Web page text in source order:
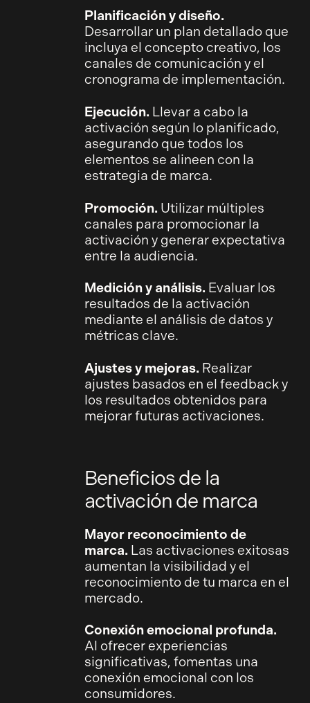
Planificación y diseño.
Desarrollar un plan detallado que
incluya el concepto creativo, los
canales de comunicación y el
cronograma de implementación.
Ejecución. Llevar a cabo la
activación según lo planificado,
asegurando que todos los
elementos se alineen con la
estrategia de marca.
Promoción. Utilizar múltiples
canales para promocionar la
activación y generar expectativa
entre la audiencia.
Medición y análisis. Evaluar los
resultados de la activación
mediante el análisis de datos y
métricas clave.
Ajustes y mejoras. Realizar
ajustes basados en el feedback y
los resultados obtenidos para
mejorar futuras activaciones.
Beneficios de la
activación de marca
Mayor reconocimiento de
marca. Las activaciones exitosas
aumentan la visibilidad y el
reconocimiento de tu marca en el
mercado.
Conexión emocional profunda.
Al ofrecer experiencias
significativas, fomentas una
conexión emocional con los
consumidores.